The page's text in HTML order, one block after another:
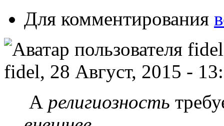
Для комментирования
fidel, 28 Август, 2015 -
А религиозность